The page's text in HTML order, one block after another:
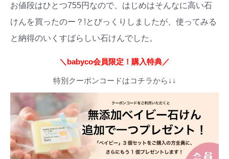
お値段はひとつ755円なので、はじめはそんなに高い石
けんを買ったのー？!とびっくりしましたが、使ってみる
と納得のいくすばらしい石けんでした。
＼babyco会員限定！購入特典／
特別クーポンコードはコチラから↓↓